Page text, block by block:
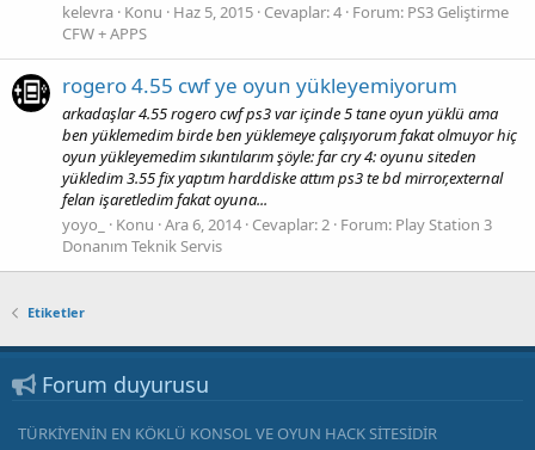
kelevra Konu Haz 5, 2015 Cevaplar: 4 Forum: PS3 Geliştirme
CFW + APPS
rogero 4.55 cwf ye oyun yükleyemiyorum
arkadaşlar 4.55 rogero cwf ps3 var içinde 5 tane oyun yüklü ama
ben yüklemedim birde ben yüklemeye çalışıyorum fakat olmuyor hiç
oyun yükleyemedim sıkıntılarım şöyle: far cry 4: oyunu siteden
yükledim 3.55 fix yaptım harddiske attım ps3 te bd mirror,external
felan işaretledim fakat oyuna...
yoyo_
Konu Ara 6, 2014 Cevaplar: 2 Forum: Play Station 3
Donanım Teknik Servis
Etiketler
Forum duyurusu
TÜRKİYENİN EN KÖKLÜ KONSOL VE OYUN HACK SİTESİDİR